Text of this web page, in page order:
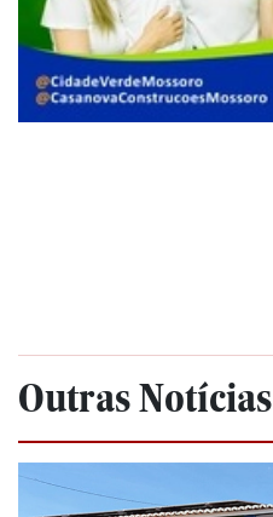
Outras Notícias